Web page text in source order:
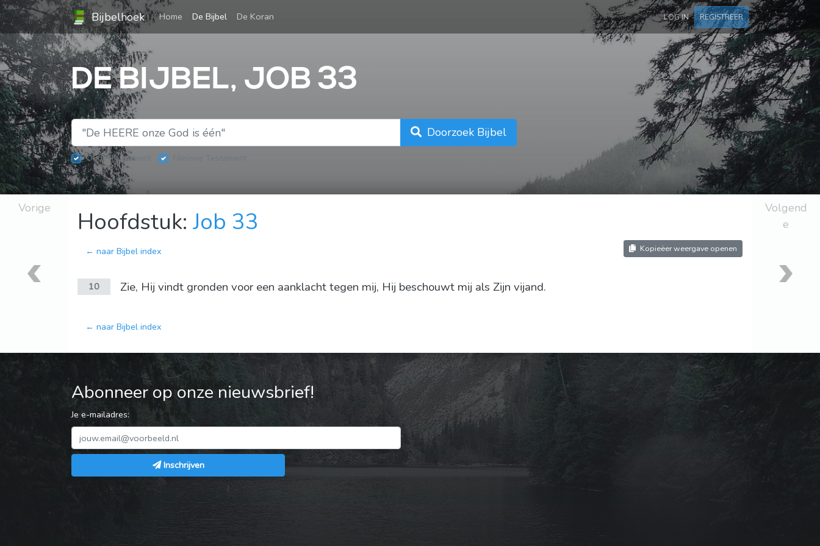
Bijbelhoek Home (current)
De Bijbel De Koran LOG IN REGISTREER
DE BIJBEL, JOB 33
Doorzoek Bijbel
Oude Testament
Vorige Hoofdstuk: Job 33
← naar Bijbel index Kopieëer weergave openen
10 Zie, Hij vindt gronden voor een aanklacht tegen mij, Hij beschouwt mij als Zijn vijand.
← naar Bijbel index
Volgend
e
Abonneer op onze nieuwsbrief!
Je e-mailadres:
Inschrijven